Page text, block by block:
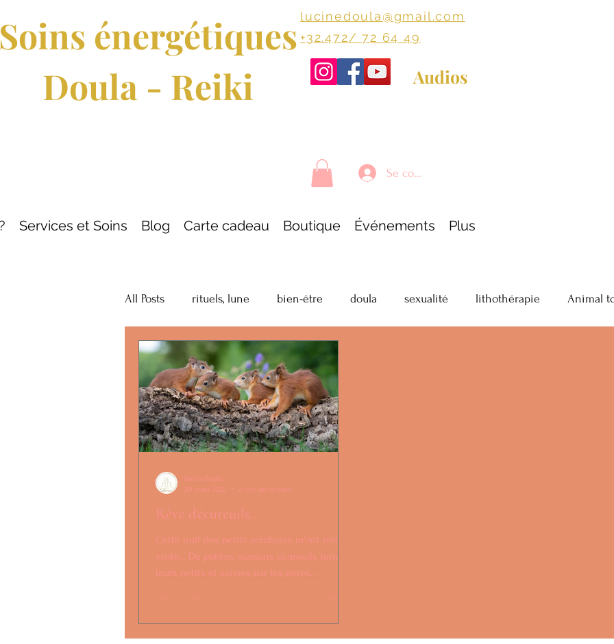
énergétiques
Doula - Reiki
lucinedoula@gmail.com
+32.472/ 72 64 49
Audios
Se connecter
Services et Soins Blog Carte cadeau Boutique Événements Plus
All Posts rituels, lune bien-être doula sexualité lithothérapie Animal
histoire recettes aromathérapie
Grossesse Spiritualité, textes sacrés
Rêve d'écureuils...
Cette nuit des petits acrobates m'ont rendu
visite... De petites mamans écureuils tenant
leurs petits et suivies par les pères
lucinedoula
20 mars 2022
2 min de lecture